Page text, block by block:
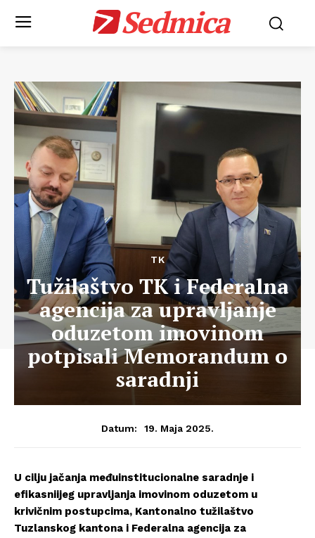
Sedmica
TK
Tužilaštvo TK i Federalna
agencija za upravljanje
oduzetom imovinom
potpisali Memorandum o
saradnji
Datum: 19. Maja 2025.
U cilju jačanja međuinstitucionalne saradnje i
efikasniijeg upravljanja imovinom oduzetom u
krivičnim postupcima, Kantonalno tužilaštvo
Tuzlanskog kantona i Federalna agencija za